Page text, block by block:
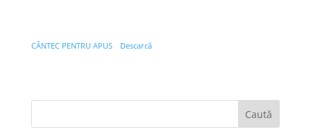
CÂNTEC PENTRU APUS Descarcă